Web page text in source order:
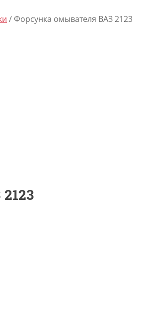
/ Форсунка омывателя ВАЗ 2123